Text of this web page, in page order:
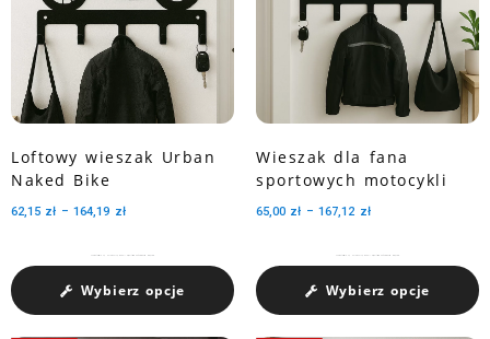
Loftowy wieszak Urban
Naked Bike
62,15 zł – 164,19 zł
Wybierz opcje
Wieszak dla fana
sportowych motocykli
65,00 zł – 167,12 zł
Wybierz opcje